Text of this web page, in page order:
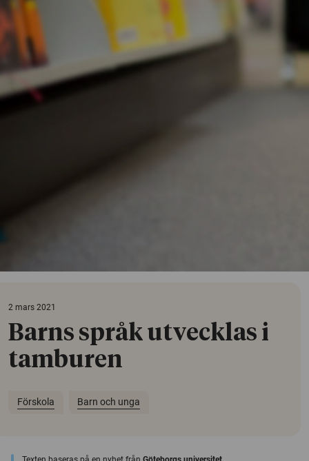
2 mars 2021
Barns språk utvecklas i
tamburen
Förskola Barn och unga